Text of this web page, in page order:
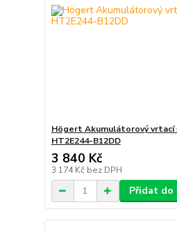
Högert Akumulátorový vrtací
HT2E244-B12DD
3 840 Kč
3 174 Kč bez DPH
Přidat do